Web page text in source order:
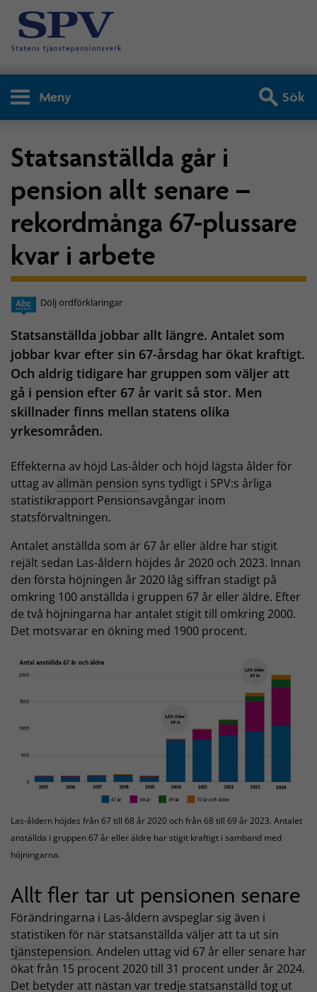
Meny Sök
Statsanställda går i
pension allt senare –
rekordmånga 67-plussare
kvar i arbete
Dölj ordförklaringar
Statsanställda jobbar allt längre. Antalet som
jobbar kvar efter sin 67-årsdag har ökat kraftigt.
Och aldrig tidigare har gruppen som väljer att
gå i pension efter 67 år varit så stor. Men
skillnader finns mellan statens olika
yrkesområden.
Effekterna av höjd Las-ålder och höjd lägsta ålder för
uttag avallmän pension syns tydligt i SPV:s årliga
statistikrapport Pensionsavgångar inom
statsförvaltningen.
Antalet anställda som är 67 år eller äldre har stigit
rejält sedan Las-åldern höjdes år 2020 och 2023. Innan
den första höjningen år 2020 låg siffran stadigt på
omkring 100 anställda i gruppen 67 år eller äldre. Efter
de två höjningarna har antalet stigit till omkring 2000.
Det motsvarar en ökning med 1900 procent.
Las-åldern höjdes från 67 till 68 år 2020 och från 68 till 69 år 2023. Antalet
anställda i gruppen 67 år eller äldre har stigit kraftigt i samband med
höjningarna.
Allt fler tar ut pensionen senare
Förändringarna i Las-åldern avspeglar sig även i
statistiken för när statsanställda väljer att ta ut sin
tjänstepension. Andelen uttag vid 67 år eller senare har
ökat från 15 procent 2020 till 31 procent under år 2024.
Det betyder att nästan var tredje statsanställd tog ut